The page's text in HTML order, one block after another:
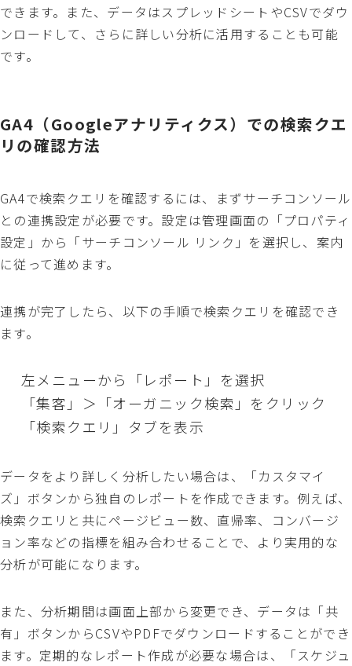
できます。また、データはスプレッドシートやCSVでダウ
ンロードして、さらに詳しい分析に活用することも可能
です。
GA4（Googleアナリティクス）での検索クエ
リの確認方法
GA4で検索クエリを確認するには、まずサーチコンソール
との連携設定が必要です。設定は管理画面の「プロパティ
設定」から「サーチコンソール リンク」を選択し、案内
に従って進めます。
連携が完了したら、以下の手順で検索クエリを確認でき
ます。
左メニューから「レポート」を選択
「集客」＞「オーガニック検索」をクリック
「検索クエリ」タブを表示
データをより詳しく分析したい場合は、「カスタマイ
ズ」ボタンから独自のレポートを作成できます。例えば、
検索クエリと共にページビュー数、直帰率、コンバージ
ョン率などの指標を組み合わせることで、より実用的な
分析が可能になります。
また、分析期間は画面上部から変更でき、データは「共
有」ボタンからCSVやPDFでダウンロードすることができ
ます。定期的なレポート作成が必要な場合は、「スケジュ